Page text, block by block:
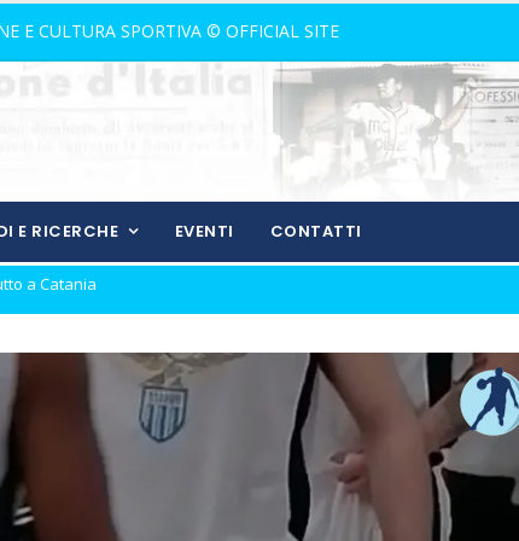
E CULTURA SPORTIVA © OFFICIAL SITE
E RICERCHE EVENTI CONTATTI
le 11 rivali della Lazio
nostalgia!
girone di andata
dell'andata
il vizio del gol